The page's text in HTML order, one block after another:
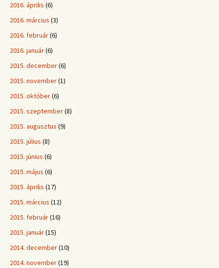
2016. április (6)
2016. március (3)
2016. február(6)
2016. január(6)
2015. december(6)
2015. november(1)
2015. október(6)
2015. szeptember(8)
2015. augusztus (9)
2015. július (8)
2015. június (6)
2015. május (6)
2015. április (17)
2015. március (12)
2015. február(16)
2015. január(15)
2014. december(10)
2014. november(19)